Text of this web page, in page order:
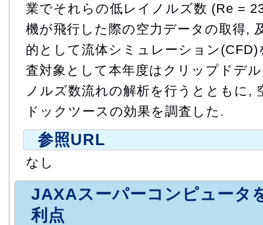
業でそれらの低レイノルズ数 (Re =
機が飛行した際の空力データの取得,
的として流体シミュレーション
査対象として本年度はクリップドデ
ノルズ数流れの解析を行うとともに,
ドックツースの効果を調査した.
参照URL
なし
JAXAスーパーコンピュータ
利点